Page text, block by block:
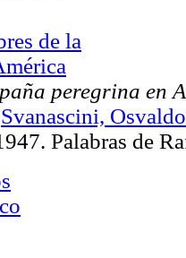
peregrina en
Svanascini, Osvaldo
Palabras de